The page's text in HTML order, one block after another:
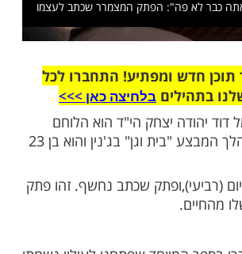
פה": הפתק המצמרר שכתב לעצמו
ומפתיע! התחברו לכל